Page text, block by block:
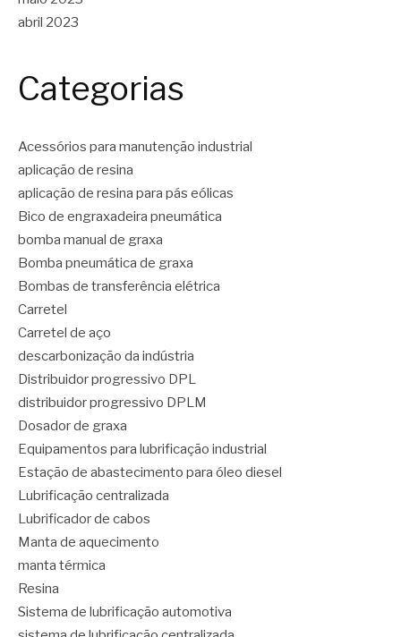
abril 2023
Categorias
Acessórios para manutenção industrial
aplicação de resina
aplicação de resina para pás eólicas
Bico de engraxadeira pneumática
bomba manual de graxa
Bomba pneumática de graxa
Bombas de transferência elétrica
Carretel
Carretel de aço
descarbonização da indústria
Distribuidor progressivo DPL
distribuidor progressivo DPLM
Dosador de graxa
Equipamentos para lubrificação industrial
Estação de abastecimento para óleo diesel
Lubrificação centralizada
Lubrificador de cabos
Manta de aquecimento
manta térmica
Resina
Sistema de lubrificação automotiva